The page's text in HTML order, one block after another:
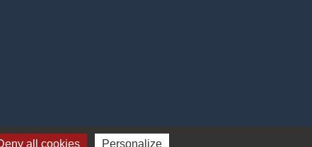
all cookies Personalize